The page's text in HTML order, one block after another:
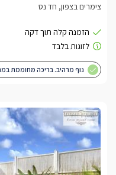
צימרים בצפון, חד נס
נוף מרהיב. בריכה מחוממת